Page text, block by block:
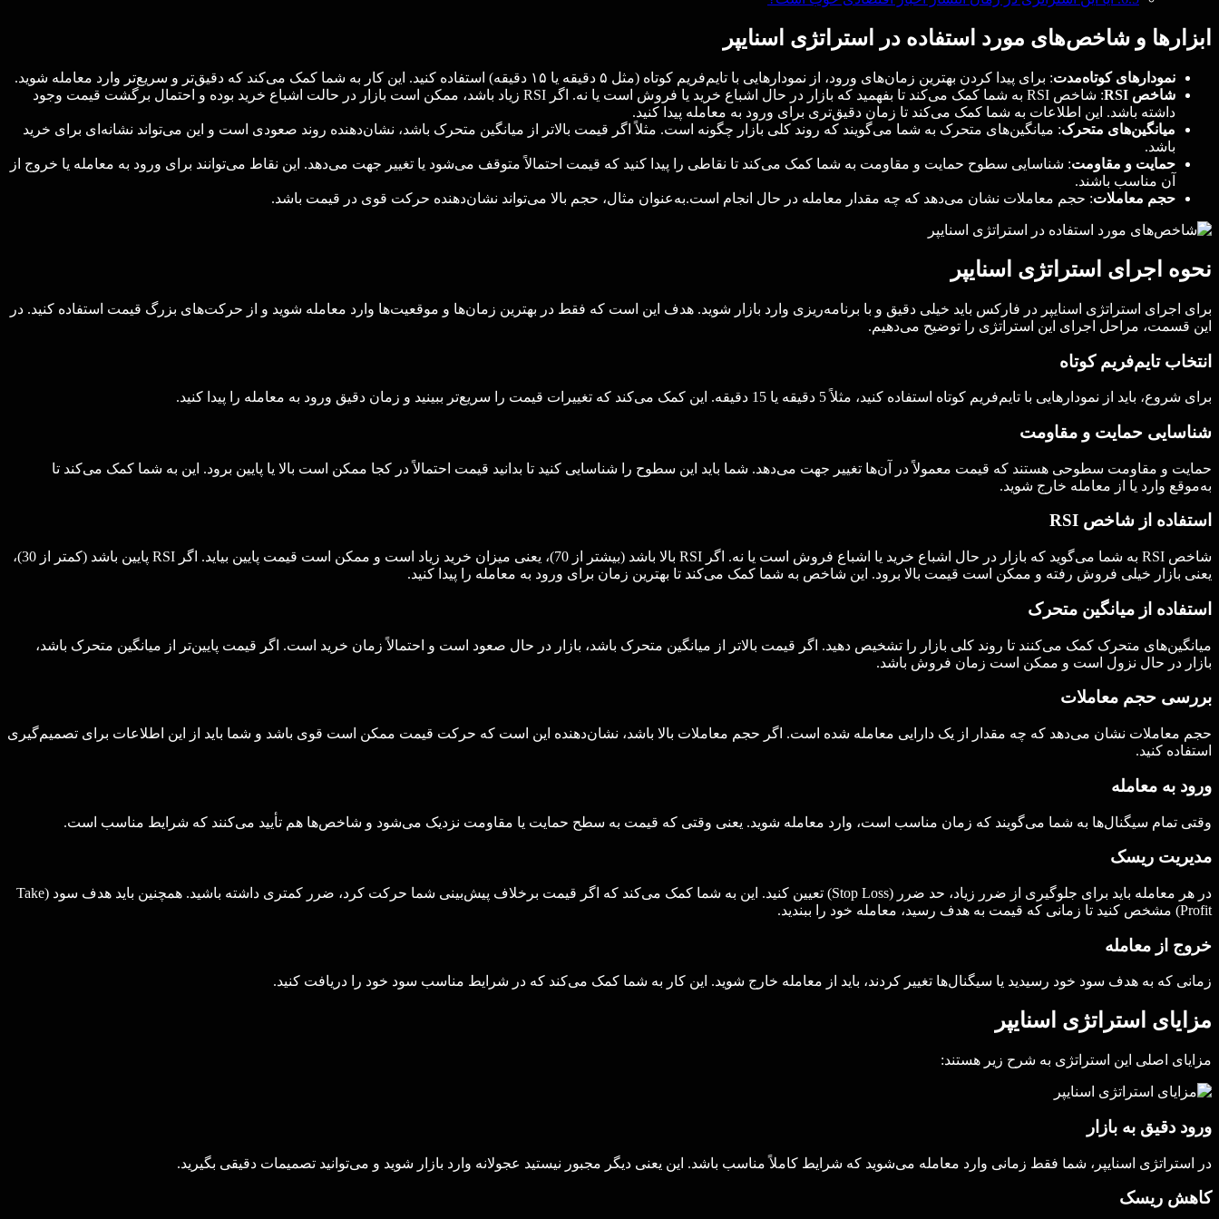
ابزارها و شاخص‌های مورد استفاده در استراتژی اسنایپر
نمودارهای کوتاه‌مدت: برای پیدا کردن بهترین زمان‌های ورود، از نمودارهایی با تایم‌فریم کوتاه (مثل ۵ دقیقه یا ۱۵ دقیقه) استفاده کنید. این کار به شما کمک می‌کند که دقیق‌تر و سریع‌تر وارد معامله شوید.
شاخص
: شاخص RSI به شما کمک می‌کند تا بفهمید که بازار در حال اشباع خرید یا فروش است یا نه. اگر RSI زیاد باشد، ممکن است بازار در حالت اشباع خرید بوده و احتمال برگشت قیمت وجود
داشته باشد. این اطلاعات به شما کمک می‌کند تا زمان دقیق‌تری برای ورود به معامله پیدا کنید.
میانگین‌های متحرک: میانگین‌های متحرک به شما می‌گویند که روند کلی بازار چگونه است. مثلاً اگر قیمت بالاتر از میانگین متحرک باشد، نشان‌دهنده روند صعودی است و این می‌تواند نشانه‌ای برای خرید
باشد.
حمایت و مقاومت: شناسایی سطوح حمایت و مقاومت به شما کمک می‌کند تا نقاطی را پیدا کنید که قیمت احتمالاً متوقف می‌شود یا تغییر جهت می‌دهد. این نقاط می‌توانند برای ورود به معامله یا خروج از
آن مناسب باشند.
حجم معاملات: حجم معاملات نشان می‌دهد که چه مقدار معامله در حال انجام است.به‌عنوان مثال، حجم بالا می‌تواند نشان‌دهنده حرکت قوی در قیمت باشد.
نحوه اجرای استراتژی اسنایپر
برای اجرای استراتژی اسنایپر در فارکس باید خیلی دقیق و با برنامه‌ریزی وارد بازار شوید. هدف این است که فقط در بهترین زمان‌ها و موقعیت‌ها وارد معامله شوید و از حرکت‌های بزرگ قیمت استفاده کنید. در
این قسمت، مراحل اجرای این استراتژی را توضیح می‌دهیم.
انتخاب تایم‌فریم کوتاه
برای شروع، باید از نمودارهایی با تایم‌فریم کوتاه استفاده کنید، مثلاً 5 دقیقه یا 15 دقیقه. این کمک می‌کند که تغییرات قیمت را سریع‌تر ببینید و زمان دقیق ورود به معامله را پیدا کنید.
شناسایی حمایت و مقاومت
حمایت و مقاومت سطوحی هستند که قیمت معمولاً در آن‌ها تغییر جهت می‌دهد. شما باید این سطوح را شناسایی کنید تا بدانید قیمت احتمالاً در کجا ممکن است بالا یا پایین برود. این به شما کمک می‌کند تا
به‌موقع وارد یا از معامله خارج شوید.
استفاده از شاخص RSI
شاخص RSI به شما می‌گوید که بازار در حال اشباع خرید یا اشباع فروش است یا نه. اگر RSI بالا باشد (بیشتر از 70)، یعنی میزان خرید زیاد است و ممکن است قیمت پایین بیاید. اگر RSI پایین باشد (کمتر از 30)،
یعنی بازار خیلی فروش رفته و ممکن است قیمت بالا برود. این شاخص به شما کمک می‌کند تا بهترین زمان برای ورود به معامله را پیدا کنید.
استفاده از میانگین متحرک
میانگین‌های متحرک کمک می‌کنند تا روند کلی بازار را تشخیص دهید. اگر قیمت بالاتر از میانگین متحرک باشد، بازار در حال صعود است و احتمالاً زمان خرید است. اگر قیمت پایین‌تر از میانگین متحرک باشد،
بازار در حال نزول است و ممکن است زمان فروش باشد.
بررسی حجم معاملات
حجم معاملات نشان می‌دهد که چه مقدار از یک دارایی معامله شده است. اگر حجم معاملات بالا باشد، نشان‌دهنده این است که حرکت قیمت ممکن است قوی باشد و شما باید از این اطلاعات برای تصمیم‌گیری
استفاده کنید.
ورود به معامله
وقتی تمام سیگنال‌ها به شما می‌گویند که زمان مناسب است، وارد معامله شوید. یعنی وقتی که قیمت به سطح حمایت یا مقاومت نزدیک می‌شود و شاخص‌ها هم تأیید می‌کنند که شرایط مناسب است.
مدیریت ریسک
در هر معامله باید برای جلوگیری از ضرر زیاد، حد ضرر (Stop Loss) تعیین کنید. این به شما کمک می‌کند که اگر قیمت برخلاف پیش‌بینی شما حرکت کرد، ضرر کمتری داشته باشید. همچنین باید هدف سود (Take
Profit) مشخص کنید تا زمانی که قیمت به هدف رسید، معامله خود را ببندید.
خروج از معامله
زمانی که به هدف سود خود رسیدید یا سیگنال‌ها تغییر کردند، باید از معامله خارج شوید. این کار به شما کمک می‌کند که در شرایط مناسب سود خود را دریافت کنید.
مزایای استراتژی اسنایپر
مزایای اصلی این استراتژی به شرح زیر هستند:
ورود دقیق به بازار
در استراتژی اسنایپر، شما فقط زمانی وارد معامله می‌شوید که شرایط کاملاً مناسب باشد. این یعنی دیگر مجبور نیستید عجولانه وارد بازار شوید و می‌توانید تصمیمات دقیقی بگیرید.
کاهش ریسک